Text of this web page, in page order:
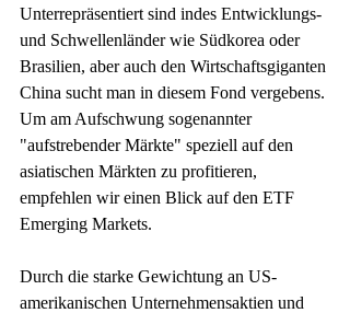
Unterrepräsentiert sind indes Entwicklungs-
und Schwellenländer wie Südkorea oder
Brasilien, aber auch den Wirtschaftsgiganten
China sucht man in diesem Fond vergebens.
Um am Aufschwung sogenannter
"aufstrebender Märkte" speziell auf den
asiatischen Märkten zu profitieren,
empfehlen wir einen Blick auf den ETF
Emerging Markets.
Durch die starke Gewichtung an US-
amerikanischen Unternehmensaktien und